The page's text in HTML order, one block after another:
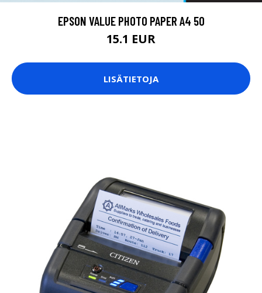
EPSON VALUE PHOTO PAPER A4 50
15.1 EUR
LISÄTIETOJA